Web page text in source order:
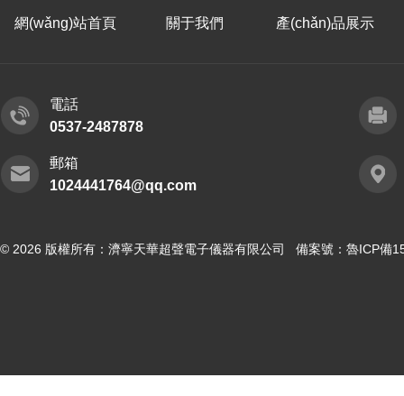
網(wǎng)站首頁 關于我們 產(chǎn)品展示
電話
0537-2487878
郵箱
1024441764@qq.com
© 2026 版權所有：濟寧天華超聲電子儀器有限公司 備案號： 魯ICP備